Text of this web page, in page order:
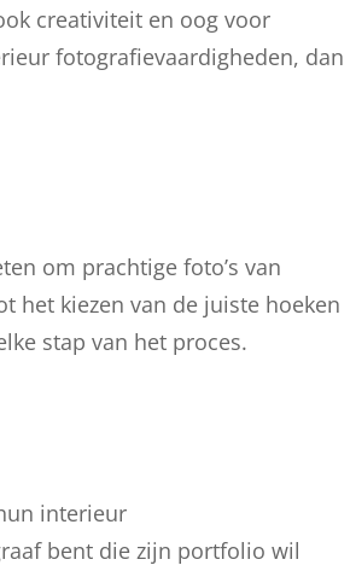
creativiteit en oog voor
fotografievaardigheden, dan
om prachtige foto’s van
het kiezen van de juiste hoeken
stap van het proces.
interieur
bent die zijn portfolio wil